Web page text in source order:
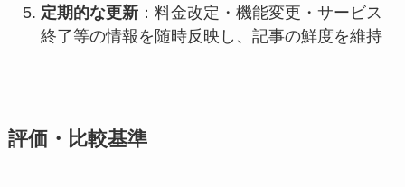
定期的な更新：料金改定・機能変更・サービス
終了等の情報を随時反映し、記事の鮮度を維持
評価・比較基準